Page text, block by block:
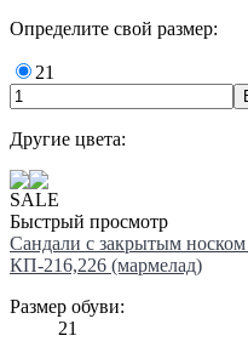
Определите свой размер:
21
Другие цвета:
SALE
Быстрый просмотр
Сандали с закрытым
КП-216,226 (мармелад)
Размер обуви:
21